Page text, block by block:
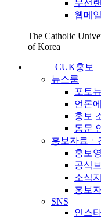
무선
웹메
The Catholic
of Korea
CUK홍보
뉴스룸
포토
언론
홍보
동문
홍보자료ㆍ
홍보
공식
소식
홍보
SNS
인스